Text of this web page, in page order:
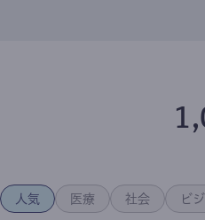
人気 医療 社会 ビ